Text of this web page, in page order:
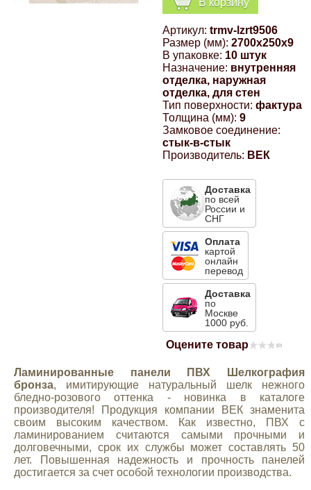
Артикул: trmv-lzrt9506
Размер (мм): 2700x250x9
В упаковке: 10 штук
Назначение: внутренняя
отделка, наружная
отделка, для стен
Тип поверхности: фактура
Толщина (мм): 9
Замковое соединение:
стык-в-стык
Производитель: ВЕК
Доставка
по всей
России и
СНГ
Оплата
картой
онлайн
перевод
Доставка
по
Москве
1000 руб.
Оцените товар (0)
Ламинированные панели ПВХ Шелкография
бронза, имитирующие натуральный шелк нежного
бледно-розового оттенка - новинка в каталоге
производителя! Продукция компании ВЕК знаменита
своим высоким качеством. Как известно, ПВХ с
ламинированием считаются самыми прочными и
долговечными, срок их службы может составлять 50
лет. Повышенная надежность и прочность панелей
достигается за счет особой технологии производства.
Компрессионные фитинги Poliext
Opel
Renault
Suzuki
Эмали универсальные акриловые
Магнитные панели на холодильник